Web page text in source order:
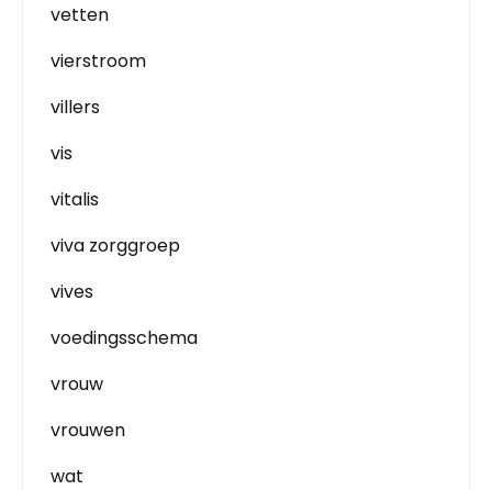
vetten
vierstroom
villers
vis
vitalis
viva zorggroep
vives
voedingsschema
vrouw
vrouwen
wat